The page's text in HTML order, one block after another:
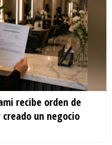
recibe orden de
un negocio